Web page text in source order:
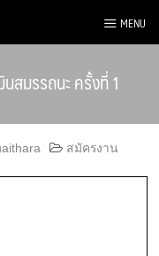
MENU
สมรรถนะ ครั้งที่ 1
สมัครงาน